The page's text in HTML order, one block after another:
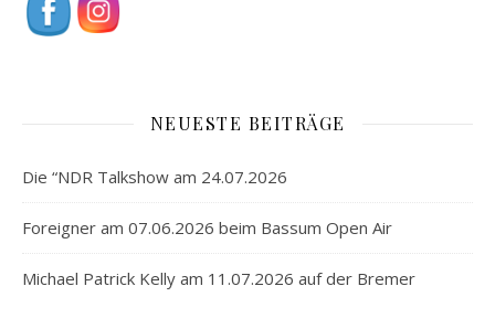
NEUESTE BEITRÄGE
Die “NDR Talkshow am 24.07.2026
Foreigner am 07.06.2026 beim Bassum Open Air
Michael Patrick Kelly am 11.07.2026 auf der Bremer